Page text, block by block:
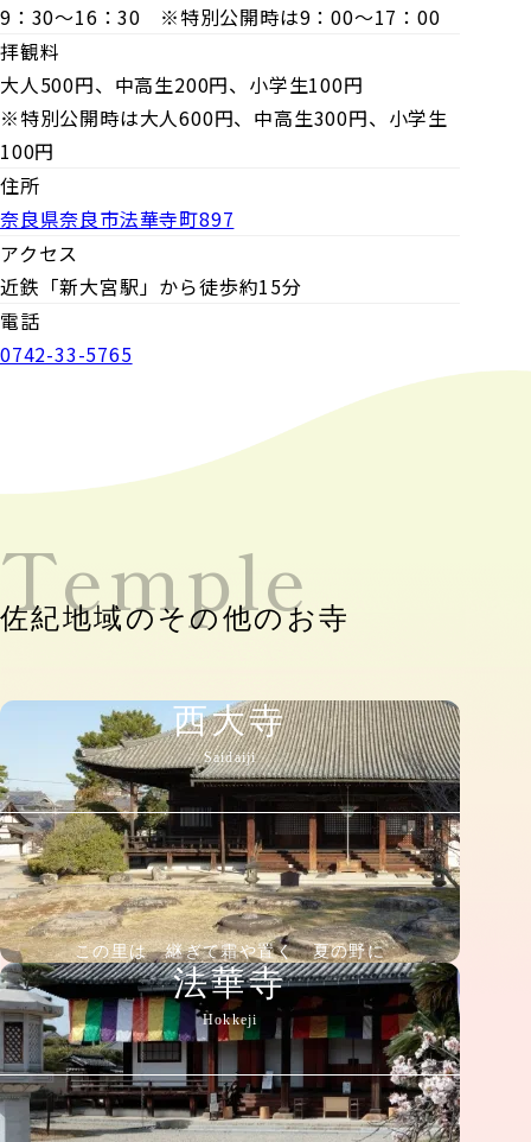
9：30～16：30
※特別公開時は9：00～17：00
拝観料
大人500円、中高生200円、小学生100円
※特別公開時は大人600円、中高生300円、小学生
100円
住所
奈良県奈良市法華寺町897
アクセス
近鉄「新大宮駅」から徒歩約15分
電話
0742-33-5765
佐紀地域のその他のお寺
Temple
西大寺
Saidaiji
この里は 継ぎて霜や置く 夏の野に
法華寺
Hokkeji